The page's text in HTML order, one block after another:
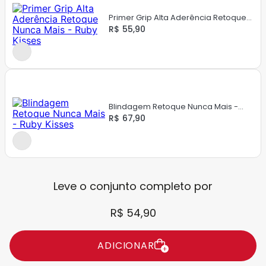
Primer Grip Alta Aderência Retoque
Nunca Mais - Ruby Kisses
R$ 55,90
Blindagem Retoque Nunca Mais -
Ruby Kisses
R$ 67,90
Leve o conjunto completo por
R$ 54,90
ADICIONAR